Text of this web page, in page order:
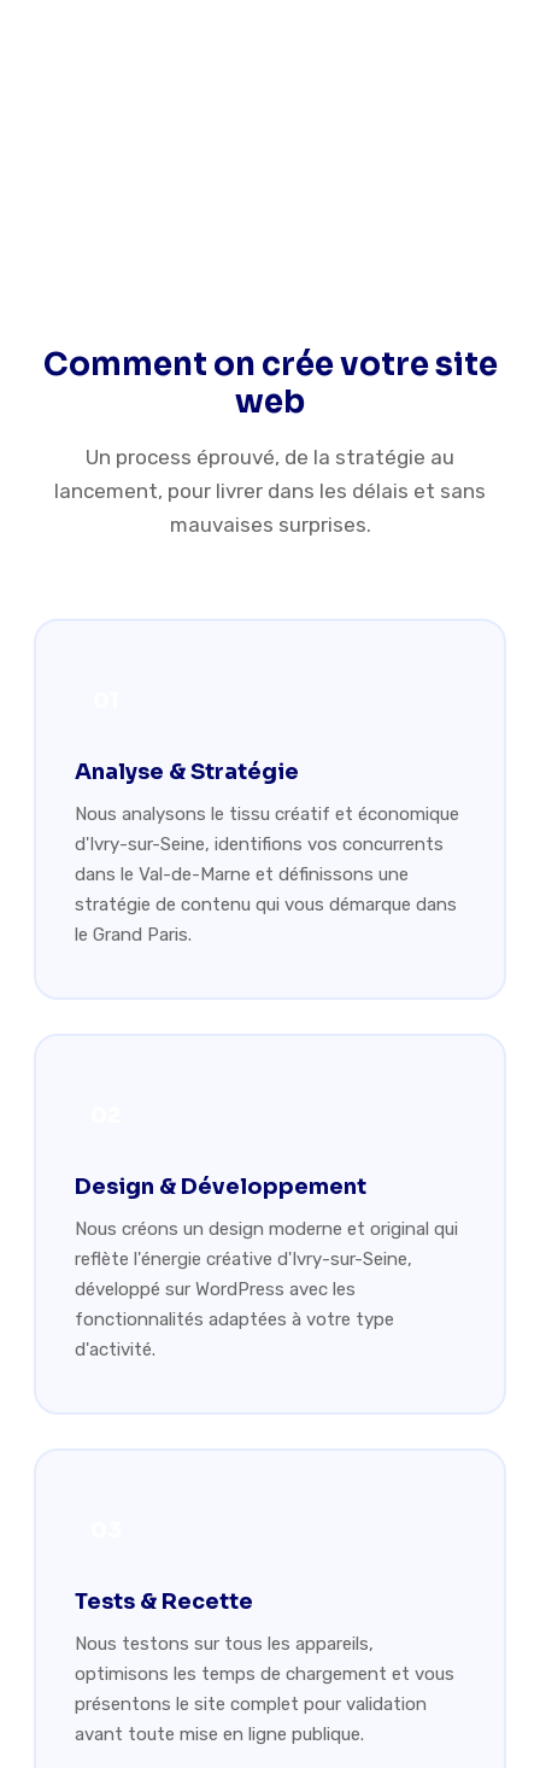
Comment on crée votre site
web
Un process éprouvé, de la stratégie au
lancement, pour livrer dans les délais et sans
mauvaises surprises.
Analyse & Stratégie
Nous analysons le tissu créatif et économique
d'Ivry-sur-Seine, identifions vos concurrents
dans le Val-de-Marne et définissons une
stratégie de contenu qui vous démarque dans
le Grand Paris.
Design & Développement
Nous créons un design moderne et original qui
reflète l'énergie créative d'Ivry-sur-Seine,
développé sur WordPress avec les
fonctionnalités adaptées à votre type
d'activité.
Tests & Recette
Nous testons sur tous les appareils,
optimisons les temps de chargement et vous
présentons le site complet pour validation
avant toute mise en ligne publique.